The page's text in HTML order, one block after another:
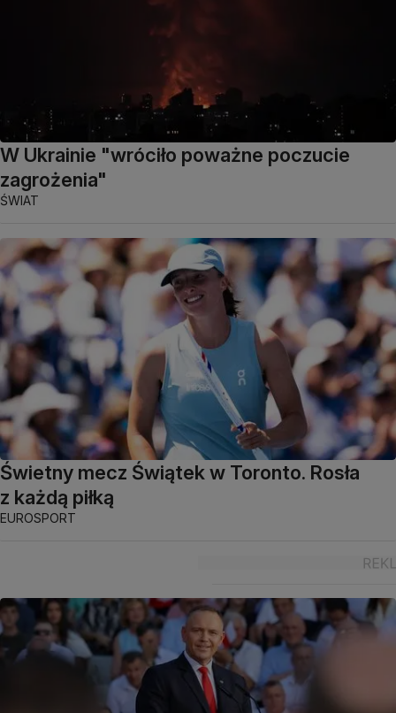
W Ukrainie "wróciło poważne poczucie
zagrożenia"
ŚWIAT
Świetny mecz Świątek w Toronto. Rosła
z każdą piłką
EUROSPORT